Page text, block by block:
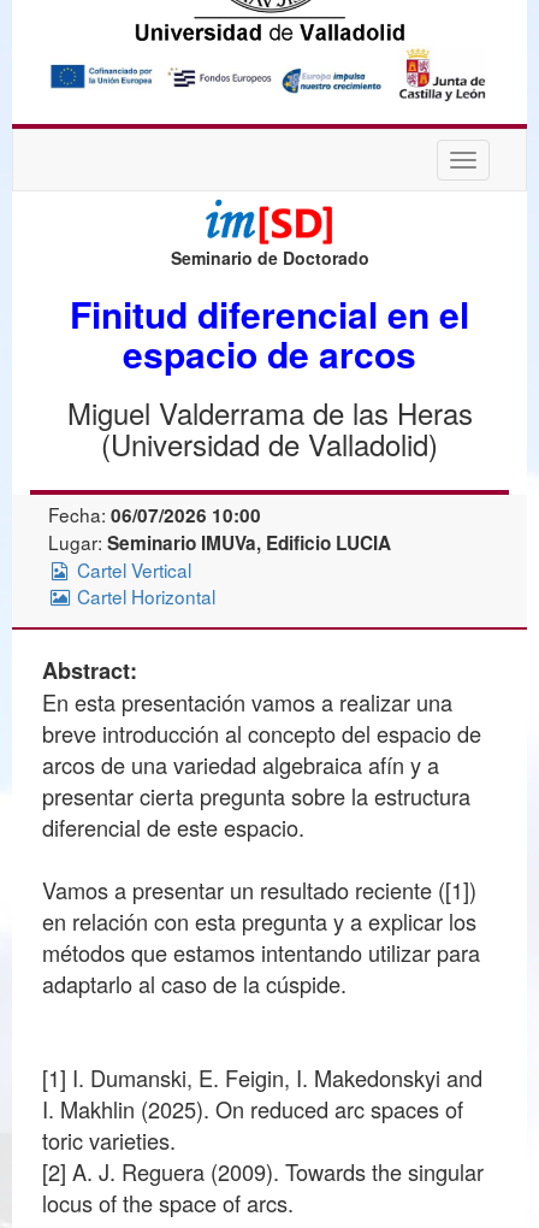
Desplegar
Seminario de Doctorado
Finitud diferencial en el
espacio de arcos
Miguel Valderrama de las Heras
(Universidad de Valladolid)
Fecha: 06/07/2026 10:00
Lugar: Seminario IMUVa, Edificio LUCIA
Cartel Vertical
Cartel Horizontal
Abstract:
En esta presentación vamos a realizar una
breve introducción al concepto del espacio de
arcos de una variedad algebraica afín y a
presentar cierta pregunta sobre la estructura
diferencial de este espacio.
Vamos a presentar un resultado reciente ([1])
en relación con esta pregunta y a explicar los
métodos que estamos intentando utilizar para
adaptarlo al caso de la cúspide.
[1] I. Dumanski, E. Feigin, I. Makedonskyi and
I. Makhlin (2025). On reduced arc spaces of
toric varieties.
[2] A. J. Reguera (2009). Towards the singular
locus of the space of arcs.